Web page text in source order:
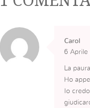
Carol
6 Aprile
La
Ho
Io